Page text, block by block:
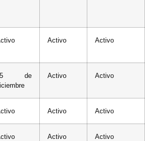
Activo Activo
de
Activo Activo
Activo Activo
Activo Activo